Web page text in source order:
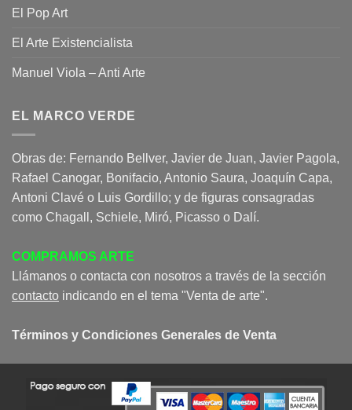
El Pop Art
El Arte Existencialista
Manuel Viola – Anti Arte
EL MARCO VERDE
Obras de: Fernando Bellver, Javier de Juan, Javier Pagola,
Rafael Canogar, Bonifacio, Antonio Saura, Joaquín Capa,
Antoni Clavé o Luis Gordillo; y de figuras consagradas
como Chagall, Schiele, Miró, Picasso o Dalí.
COMPRAMOS ARTE
Llámanos o contacta con nosotros a través de la sección
contacto indicando en el tema "Venta de arte".
Términos y Condiciones Generales de Venta